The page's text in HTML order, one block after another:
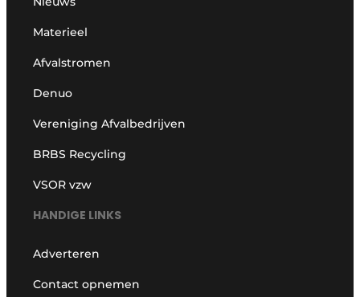
Materieel
Afvalstromen
Denuo
Vereniging Afvalbedrijven
BRBS Recycling
VSOR vzw
HANDIGE LINKS
Adverteren
Contact opnemen